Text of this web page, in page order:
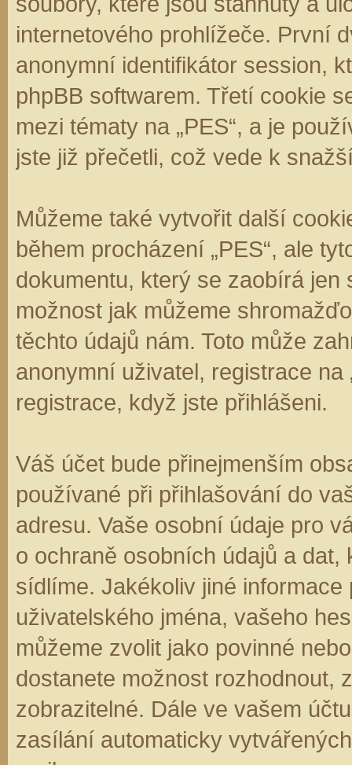
internetového prohlížeče. První
anonymní identifikátor session,
phpBB softwarem. Třetí cookie
mezi tématy na „PES“, a je
jste již přečetli, což vede k
Můžeme také vytvořit další
během procházení „PES“, ale
dokumentu, který se zaobírá jen
možnost jak můžeme
těchto údajů nám. Toto může
anonymní uživatel, registrace
registrace, když jste přihlášeni.
Váš účet bude přinejmenším
používané při přihlašování do
adresu. Vaše osobní údaje pro
o ochraně osobních údajů a
sídlíme. Jakékoliv jiné informace
uživatelského jména, vašeho
můžeme zvolit jako povinné
dostanete možnost rozhodnout,
zobrazitelné. Dále ve vašem
zasílání automaticky